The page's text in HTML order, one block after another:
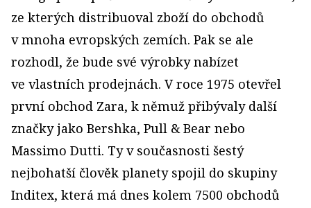
ze kterých distribuoval zboží do obchodů
v mnoha evropských zemích. Pak se ale
rozhodl, že bude své výrobky nabízet
ve vlastních prodejnách. V roce 1975 otevřel
první obchod Zara, k němuž přibývaly další
značky jako Bershka, Pull & Bear nebo
Massimo Dutti. Ty v současnosti šestý
nejbohatší člověk planety spojil do skupiny
Inditex, která má dnes kolem 7500 obchodů